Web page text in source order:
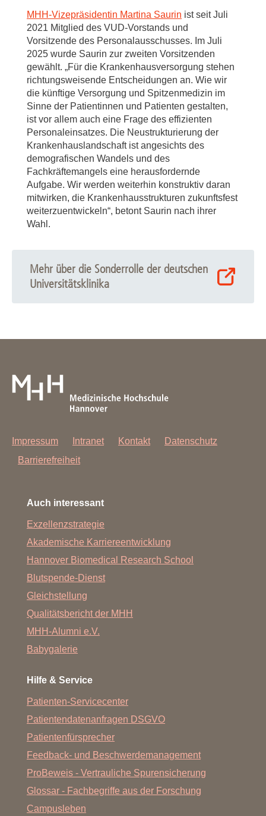
MHH-Vizepräsidentin Martina Saurin ist seit Juli
2021 Mitglied des VUD-Vorstands und
Vorsitzende des Personalausschusses. Im Juli
2025 wurde Saurin zur zweiten Vorsitzenden
gewählt. „Für die Krankenhausversorgung stehen
richtungsweisende Entscheidungen an. Wie wir
die künftige Versorgung und Spitzenmedizin im
Sinne der Patientinnen und Patienten gestalten,
ist vor allem auch eine Frage des effizienten
Personaleinsatzes. Die Neustrukturierung der
Krankenhauslandschaft ist angesichts des
demografischen Wandels und des
Fachkräftemangels eine herausfordernde
Aufgabe. Wir werden weiterhin konstruktiv daran
mitwirken, die Krankenhausstrukturen zukunftsfest
weiterzuentwickeln“, betont Saurin nach ihrer
Wahl.
Mehr über die Sonderrolle der deutschen
Universitätsklinika
Impressum Intranet Kontakt
Datenschutz
Barrierefreiheit
Auch interessant
Exzellenzstrategie
Akademische Karriereentwicklung
Hannover Biomedical Research School
Blutspende-Dienst
Gleichstellung
Qualitätsbericht der MHH
MHH-Alumni e.V.
Babygalerie
Hilfe & Service
Patienten-Servicecenter
Patientendatenanfragen DSGVO
Patientenfürsprecher
Feedback- und Beschwerdemanagement
ProBeweis - Vertrauliche Spurensicherung
Glossar - Fachbegriffe aus der Forschung
Campusleben